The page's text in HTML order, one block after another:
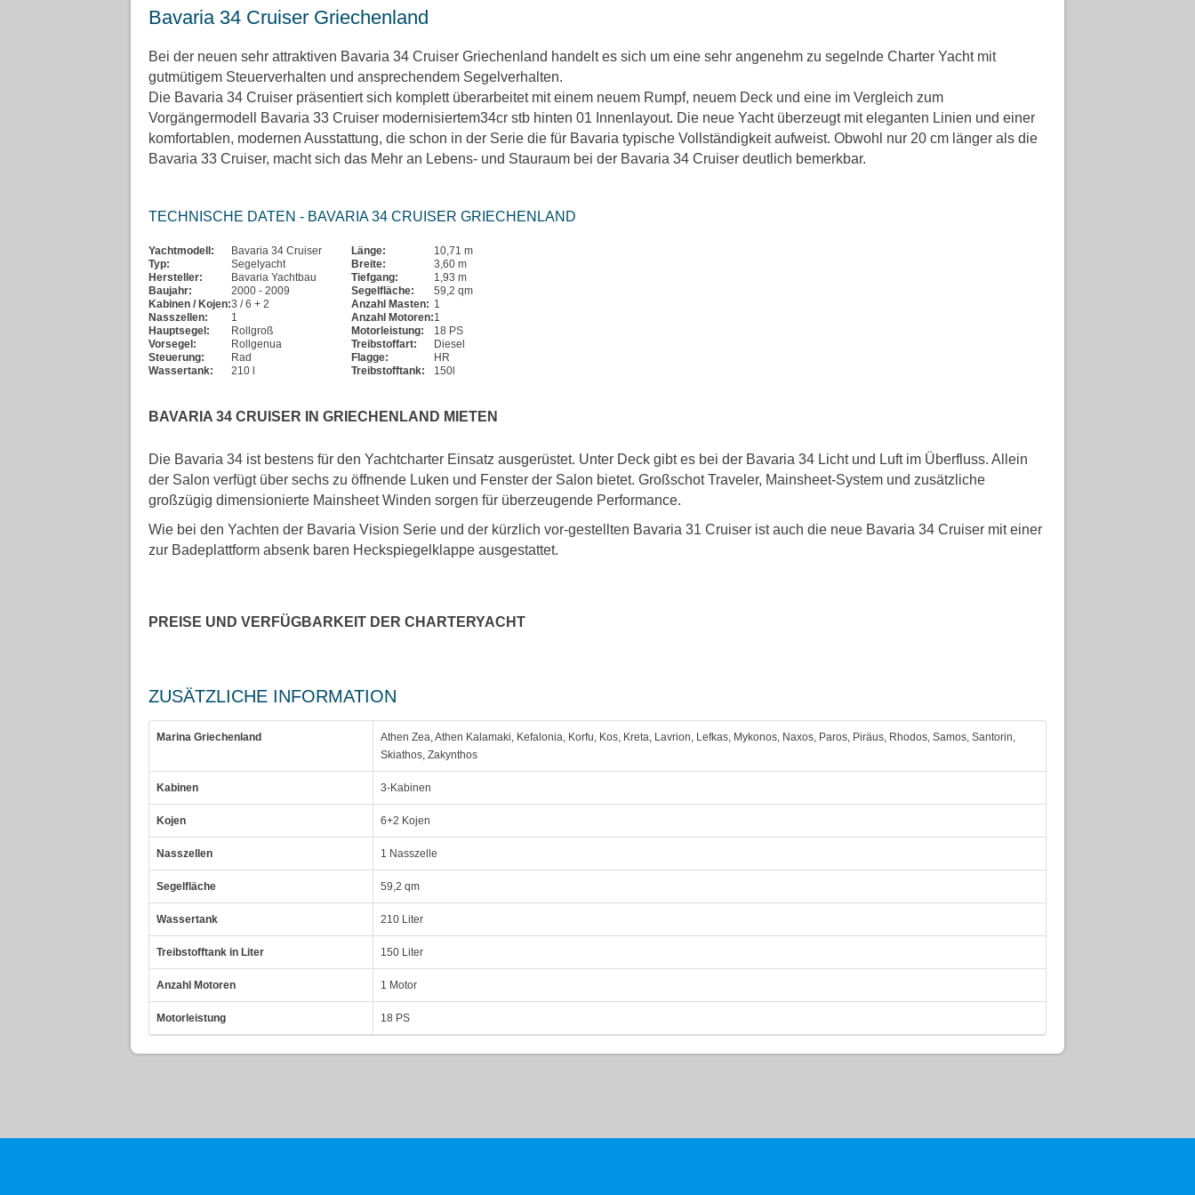
Bavaria 34 Cruiser Griechenland
Bei der neuen sehr attraktiven Bavaria 34 Cruiser Griechenland handelt es sich um eine sehr angenehm zu segelnde Charter Yacht mit
gutmütigem Steuerverhalten und ansprechendem Segelverhalten.
Die Bavaria 34 Cruiser präsentiert sich komplett überarbeitet mit einem neuem Rumpf, neuem Deck und eine im Vergleich zum
Vorgängermodell Bavaria 33 Cruiser modernisiertem34cr stb hinten 01 Innenlayout. Die neue Yacht überzeugt mit eleganten Linien und einer
komfortablen, modernen Ausstattung, die schon in der Serie die für Bavaria typische Vollständigkeit aufweist. Obwohl nur 20 cm länger als die
Bavaria 33 Cruiser, macht sich das Mehr an Lebens- und Stauraum bei der Bavaria 34 Cruiser deutlich bemerkbar.
TECHNISCHE DATEN - BAVARIA 34 CRUISER GRIECHENLAND
Yachtmodell: Bavaria 34 Cruiser Länge:
10,71 m
Typ:
Segelyacht Breite:
3,60 m
Hersteller:
Bavaria Yachtbau Tiefgang:
1,93 m
Baujahr:
2000 - 2009 Segelfläche:
59,2 qm
Kabinen / Kojen:3 / 6 + 2 Anzahl Masten: 1
Nasszellen:
1 Anzahl Motoren:1
Hauptsegel:
Rollgroß Motorleistung:
18 PS
Vorsegel:
Rollgenua Treibstoffart:
Diesel
Steuerung:
Rad Flagge:
HR
Wassertank:
210 l Treibstofftank: 150l
BAVARIA 34 CRUISER IN GRIECHENLAND MIETEN
Die Bavaria 34 ist bestens für den Yachtcharter Einsatz ausgerüstet. Unter Deck gibt es bei der Bavaria 34 Licht und Luft im Überfluss. Allein
der Salon verfügt über sechs zu öffnende Luken und Fenster der Salon bietet. Großschot Traveler, Mainsheet-System und zusätzliche
großzügig dimensionierte Mainsheet Winden sorgen für überzeugende Performance.
Wie bei den Yachten der Bavaria Vision Serie und der kürzlich vor-gestellten Bavaria 31 Cruiser ist auch die neue Bavaria 34 Cruiser mit einer
zur Badeplattform absenk baren Heckspiegelklappe ausgestattet.
PREISE UND VERFÜGBARKEIT DER CHARTERYACHT
ZUSÄTZLICHE INFORMATION
Marina Griechenland
Athen Zea, Athen Kalamaki, Kefalonia, Korfu, Kos, Kreta, Lavrion, Lefkas, Mykonos, Naxos, Paros, Piräus, Rhodos, Samos, Santorin,
Skiathos, Zakynthos
Kabinen 3-Kabinen
Kojen 6+2 Kojen
Nasszellen 1 Nasszelle
Segelfläche 59,2 qm
Wassertank 210 Liter
Treibstofftank in Liter 150 Liter
Anzahl Motoren 1 Motor
Motorleistung 18 PS